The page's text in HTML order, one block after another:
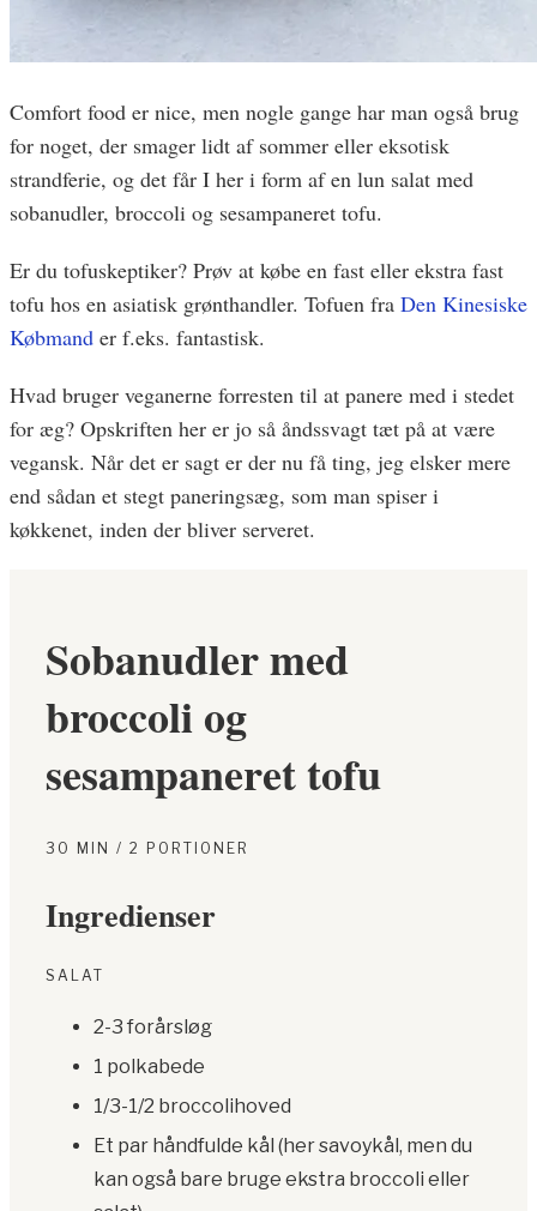
Comfort food er nice, men nogle gange har man også brug
for noget, der smager lidt af sommer eller eksotisk
strandferie, og det får I her i form af en lun salat med
sobanudler, broccoli og sesampaneret tofu.
Er du tofuskeptiker? Prøv at købe en fast eller ekstra fast
tofu hos en asiatisk grønthandler. Tofuen fra Den Kinesiske
Købmand er f.eks. fantastisk.
Hvad bruger veganerne forresten til at panere med i stedet
for æg? Opskriften her er jo så åndssvagt tæt på at være
vegansk. Når det er sagt er der nu få ting, jeg elsker mere
end sådan et stegt paneringsæg, som man spiser i
køkkenet, inden der bliver serveret.
Sobanudler med
broccoli og
sesampaneret tofu
30 MIN / 2 PORTIONER
Ingredienser
SALAT
2-3 forårsløg
1 polkabede
1/3-1/2 broccolihoved
Et par håndfulde kål (her savoykål, men du
kan også bare bruge ekstra broccoli eller